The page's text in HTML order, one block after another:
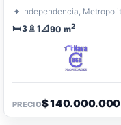
cerrado
⌖
🛏️3 🚿 1📐90 m2
PRECIO$ 140.000.000